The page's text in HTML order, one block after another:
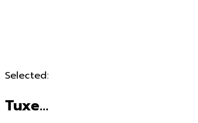
Selected:
Tuxe…